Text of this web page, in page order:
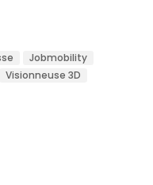
Jobmobility
Visionneuse 3D